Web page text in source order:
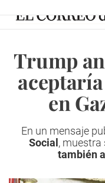
Trump
en
En un mensaje
Social , muestra
también